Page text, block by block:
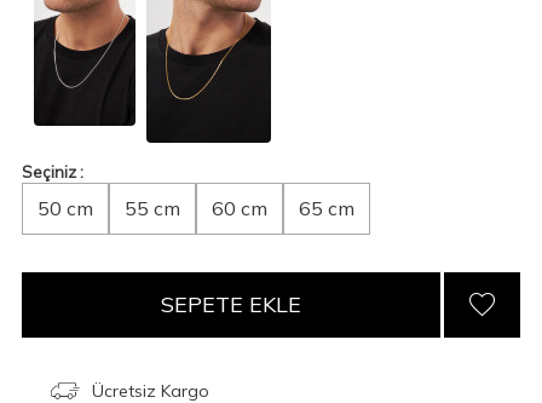
Seçiniz :
50 cm 55 cm 60 cm 65 cm
SEPETE EKLE
Ücretsiz Kargo